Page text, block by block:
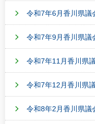
令和7年6月香川県議
令和7年9月香川県議
令和7年11月香川県
令和7年12月香川県
令和8年2月香川県議